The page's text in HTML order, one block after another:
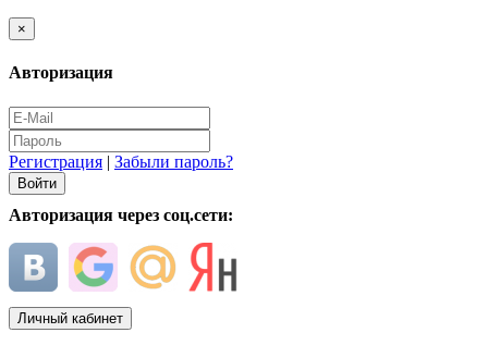
×
Авторизация
Регистрация | Забыли пароль?
Авторизация через соц.сети:
Личный кабинет